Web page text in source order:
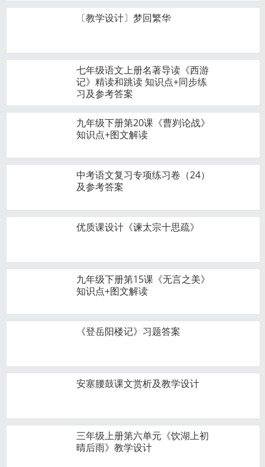
〔教学设计〕梦回繁华
七年级语文上册名著导读《西游
记》精读和跳读 知识点+同步练
习及参考答案
九年级下册第20课《曹刿论战》
知识点+图文解读
中考语文复习专项练习卷（24）
及参考答案
优质课设计《谏太宗十思疏》
九年级下册第15课《无言之美》
知识点+图文解读
《登岳阳楼记》习题答案
安塞腰鼓课文赏析及教学设计
三年级上册第六单元《饮湖上初
晴后雨》教学设计